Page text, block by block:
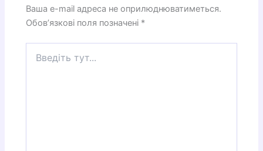
Ваша e-mail адреса не оприлюднюватиметься.
Обов’язкові поля позначені *
тут...